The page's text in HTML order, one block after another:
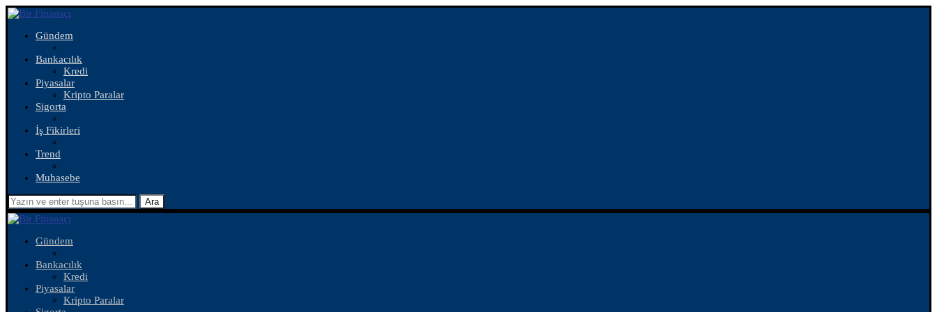
Gündem
Bankacılık
Kredi
Piyasalar
Kripto Paralar
Sigorta
İş Fikirleri
Trend
Muhasebe
Ara
Gündem
Bankacılık
Kredi
Piyasalar
Kripto Paralar